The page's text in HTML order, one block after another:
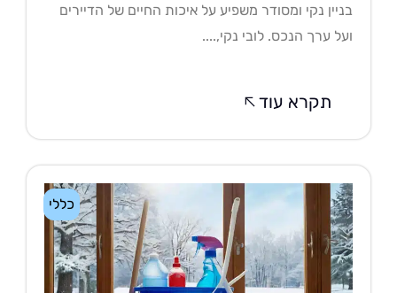
נקי ומסודר משפיע על איכות החיים של הדיירים
ערך הנכס. לובי נקי,....
תקרא עוד
כללי